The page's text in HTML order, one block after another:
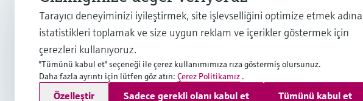
info.tr@endress.com
Servisler
Telif hakkı © Endress+Hauser Group Services AG
Tarayıcı deneyiminizi iyileştirmek, site işlevselliğini optimize etmek adına
istatistikleri toplamak ve size uygun reklam ve içerikler göstermek için
çerezleri kullanıyoruz.
"Tümünü kabul et" seçeneği ile çerez kullanımımıza rıza göstermiş olursunuz.
Daha fazla ayrıntı için lütfen göz atın: Çerez Politikamız .
Özelleştir Sadece gerekli olanı kabul et Tümünü kabul et